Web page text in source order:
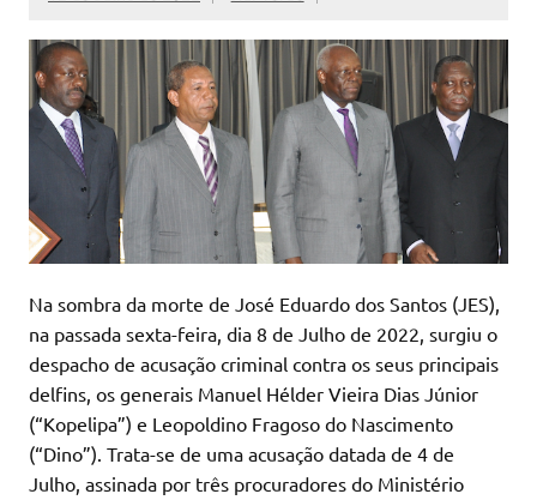
Na sombra da morte de José Eduardo dos Santos (JES),
na passada sexta-feira, dia 8 de Julho de 2022, surgiu o
despacho de acusação criminal contra os seus principais
delfins, os generais Manuel Hélder Vieira Dias Júnior
(“Kopelipa”) e Leopoldino Fragoso do Nascimento
(“Dino”). Trata-se de uma acusação datada de 4 de
Julho, assinada por três procuradores do Ministério